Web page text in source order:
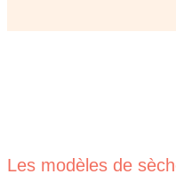
Les modèles de